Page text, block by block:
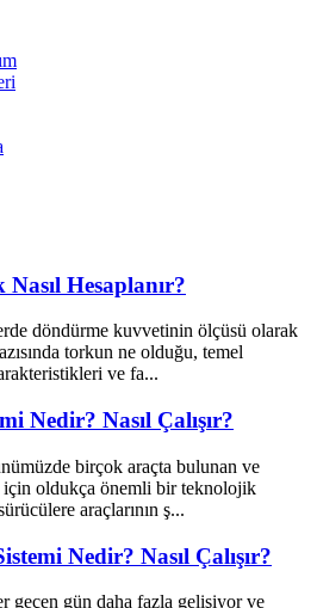
Hesaplanır?
döndürme kuvvetinin ölçüsü olarak
torkun ne olduğu, temel
ve fa...
Nedir? Nasıl Çalışır?
birçok araçta bulunan ve
oldukça önemli bir teknolojik
araçlarının ş...
Nedir? Nasıl Çalışır?
geçen gün daha fazla gelişiyor ve